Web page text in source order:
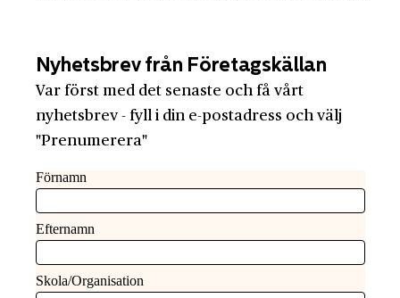
Nyhetsbrev från Företagskällan
Var först med det senaste och få vårt
nyhetsbrev - fyll i din e-postadress och välj
"Prenumerera"